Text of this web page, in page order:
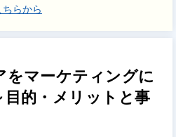
らから
マーケティングに
的・メリットと事